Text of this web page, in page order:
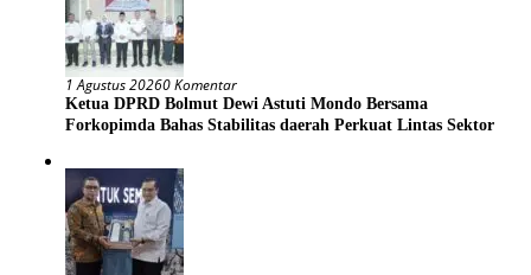
1 Agustus 20260 Komentar
Ketua DPRD Bolmut Dewi Astuti Mondo Bersama
Forkopimda Bahas Stabilitas daerah Perkuat Lintas Sektor